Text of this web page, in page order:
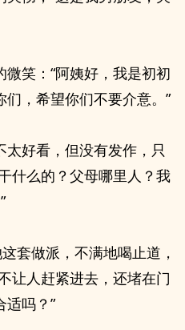
笑：“阿姨好，我是初初
，希望你们不要介意。”
太好看，但没有发作，只
什么的？父母哪里人？我
套做派，不满地喝止道，
让人赶紧进去，还堵在门
适吗？”